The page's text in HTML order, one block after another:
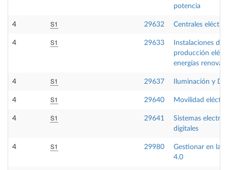
potencia
4 S1 29632 Centrales
4 S1 29633
Instalaciones de
producción
energías
4 S1 29637 Iluminación y
4 S1 29640 Movilidad
4 S1 29641
Sistemas
digitales
4 S1 29980
Gestionar en la
4.0